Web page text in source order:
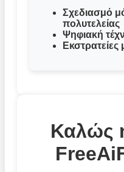
Σχεδιασμό
πολυτελείας
Ψηφιακή
Εκστρατείες
Καλώς